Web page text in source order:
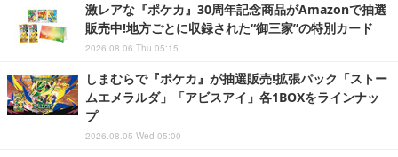
激レアな『ポケカ』30周年記念商品がAmazonで抽選
販売中!地方ごとに収録された“御三家”の特別カード
2026.08.06 Thu 05:15
しまむらで『ポケカ』が抽選販売!拡張パック「ストー
ムエメラルダ」「アビスアイ」各1BOXをラインナッ
プ
2026.08.05 Wed 05:00